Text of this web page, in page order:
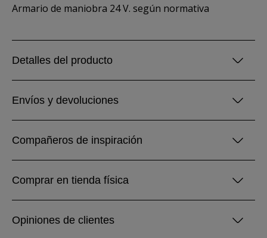
Armario de maniobra 24 V. según normativa
Detalles del producto
Envíos y devoluciones
Compañeros de inspiración
Comprar en tienda física
Opiniones de clientes